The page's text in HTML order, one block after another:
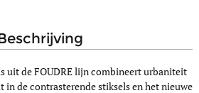
beschrijving
uit de FOUDRE lijn combineert urbaniteit
in de contrasterende stiksels en het nieuwe